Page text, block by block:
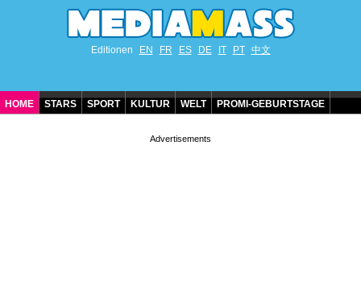
Editionen EN FR ES DE IT PT 中文
HOME STARS SPORT KULTUR WELT PROMI-GEBURTSTAGE